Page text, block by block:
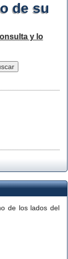
de su
y lo
de los lados del